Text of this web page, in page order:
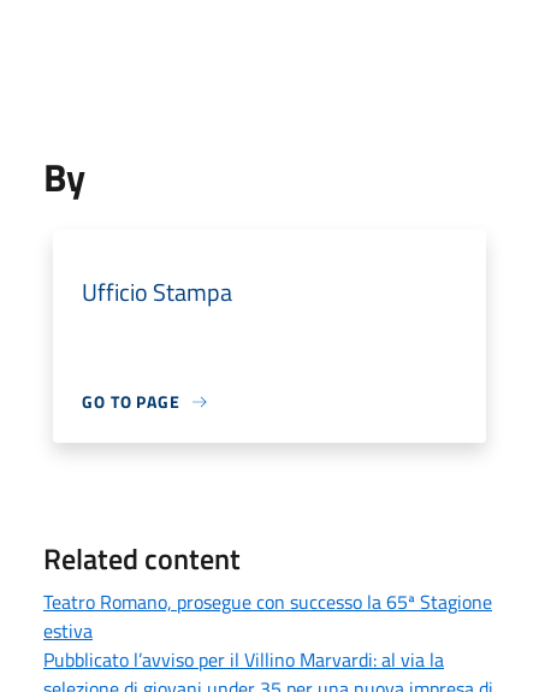
By
Ufficio Stampa
GO TO PAGE
Related content
Teatro Romano, prosegue con successo la 65ª Stagione
estiva
Pubblicato l’avviso per il Villino Marvardi: al via la